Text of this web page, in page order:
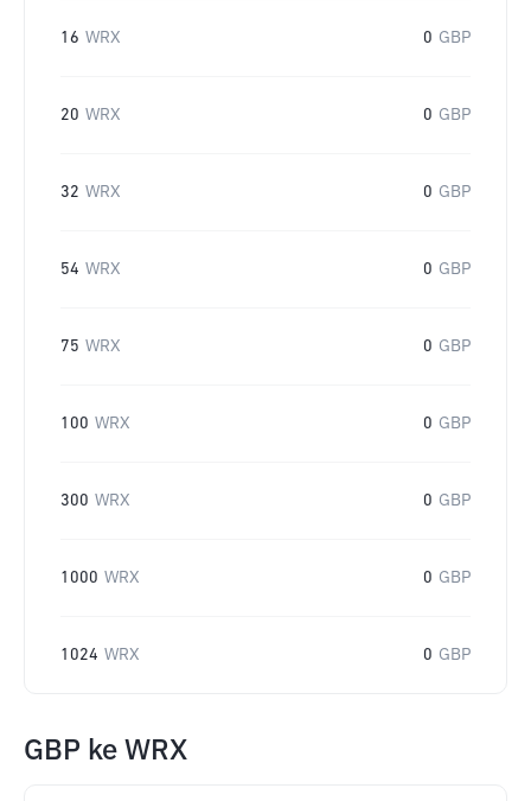
16 WRX 0 GBP
20 WRX 0 GBP
32 WRX 0 GBP
54 WRX 0 GBP
75 WRX 0 GBP
100 WRX 0 GBP
300 WRX 0 GBP
1000 WRX 0 GBP
1024 WRX 0 GBP
GBP ke WRX